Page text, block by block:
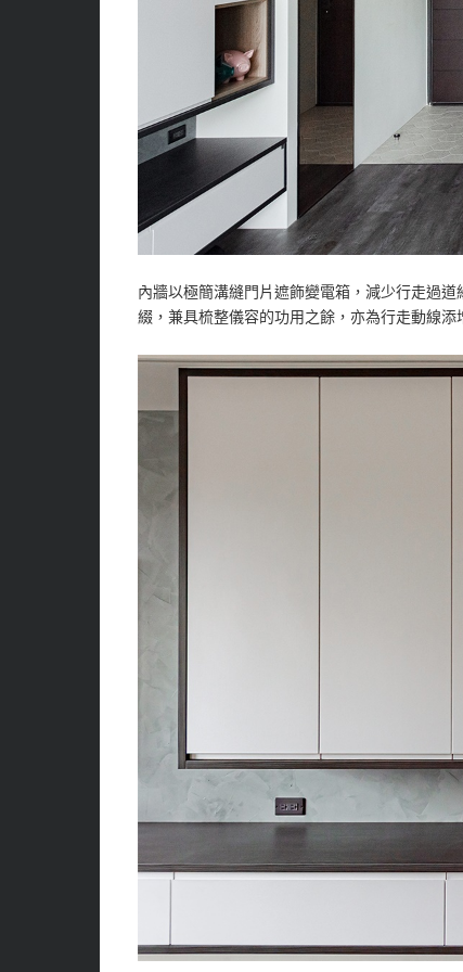
內牆以極簡溝縫門片遮飾變電箱，減少行走過
綴，兼具梳整儀容的功用之餘，亦為行走動線添